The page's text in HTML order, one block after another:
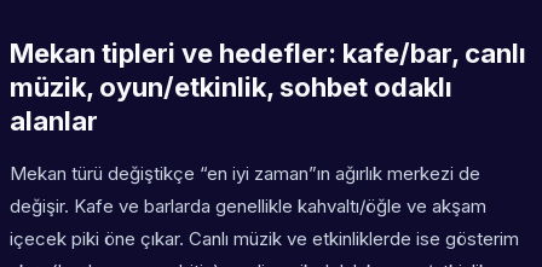
Mekan tipleri ve hedefler: kafe/bar, canlı
müzik, oyun/etkinlik, sohbet odaklı
alanlar
Mekan türü değiştikçe “en iyi zaman”ın ağırlık merkezi de
değişir. Kafe ve barlarda genellikle kahvaltı/öğle ve akşam
içecek piki öne çıkar. Canlı müzik ve etkinliklerde ise gösterim